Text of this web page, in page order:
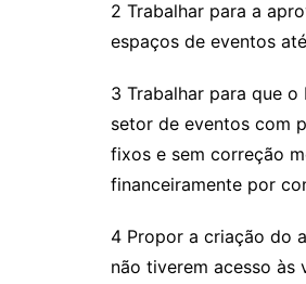
2 Trabalhar para a
espaços de eventos
3 Trabalhar para que
setor de eventos com
fixos e sem correção
financeiramente por
4 Propor a criação do
não tiverem acesso às